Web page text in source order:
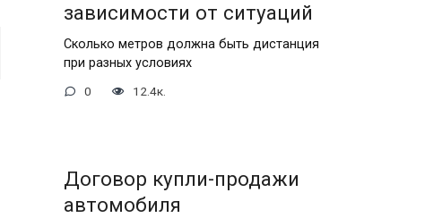
зависимости от ситуаций
Сколько метров должна быть дистанция
при разных условиях
0 12.4к.
Договор купли-продажи
автомобиля